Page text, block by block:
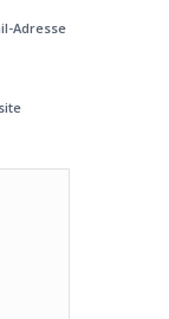
Adresse